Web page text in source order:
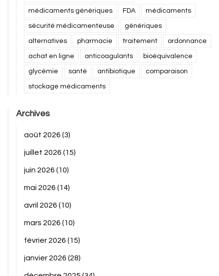
médicaments génériques FDA médicaments
sécurité médicamenteuse génériques
alternatives pharmacie traitement ordonnance
achat en ligne anticoagulants bioéquivalence
glycémie santé antibiotique comparaison
stockage médicaments
Archives
août 2026 (3)
juillet 2026 (15)
juin 2026 (10)
mai 2026 (14)
avril 2026 (10)
mars 2026 (10)
février 2026 (15)
janvier 2026 (28)